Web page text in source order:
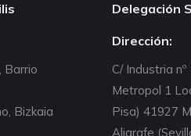
Barrio
Bizkaia
Delegación
Dirección:
C/ Industria nº
Metropol 1
Pisa) 41927
Aljarafe